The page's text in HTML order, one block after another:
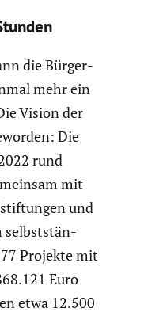
die Bürger­
mehr ein
Vision der
Die
rund
mit
und
selbst­stän­
Projekte mit
Euro
etwa 12.500